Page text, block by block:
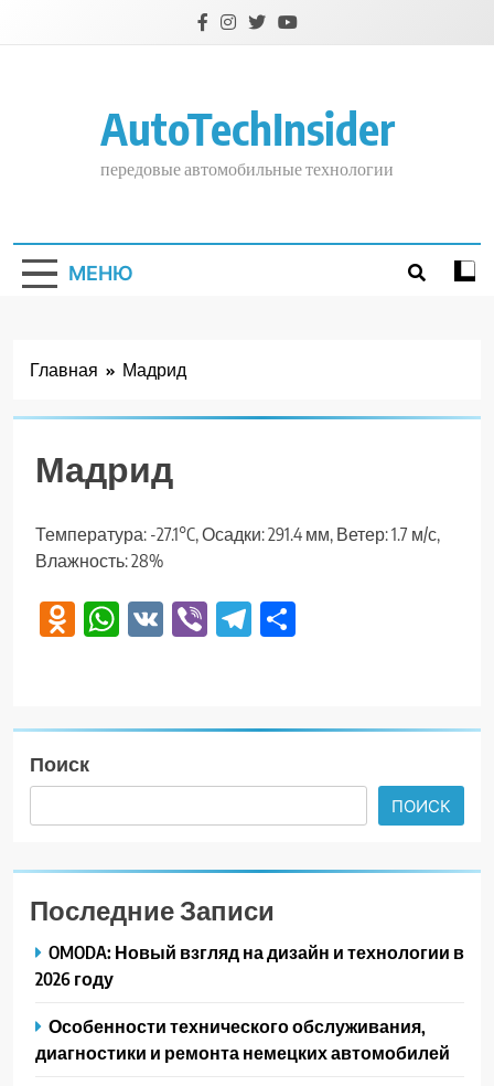
AutoTechInsider
передовые автомобильные технологии
МЕНЮ
Главная Мадрид
Мадрид
Температура: -27.1°C, Осадки: 291.4 мм, Ветер: 1.7 м/с,
Влажность: 28%
Odnoklassniki
WhatsApp
VK ViberTelegram
Поиск
ПОИСК
Последние Записи
OMODA: Новый взгляд на дизайн и технологии в
2026 году
Особенности технического обслуживания,
диагностики и ремонта немецких автомобилей